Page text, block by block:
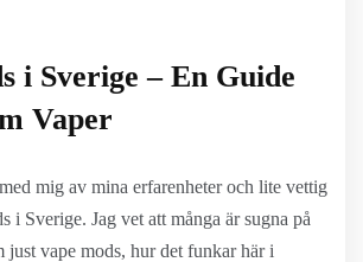
i Sverige – En Guide
Vaper
mig av mina erfarenheter och lite vettig
i Sverige. Jag vet att många är sugna på
just vape mods, hur det funkar här i